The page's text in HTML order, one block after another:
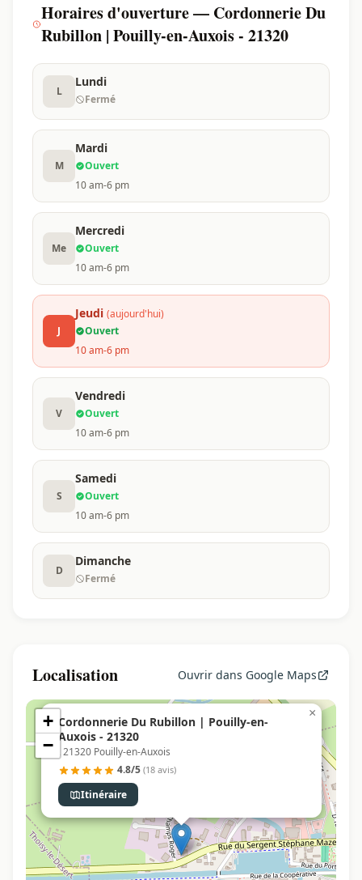
Horaires d'ouverture — Cordonnerie Du
Rubillon | Pouilly-en-Auxois - 21320
L
Lundi
Fermé
M
Mardi
Ouvert
10 am-6 pm
Me
Mercredi
Ouvert
10 am-6 pm
J
Jeudi (aujourd'hui)
Ouvert
10 am-6 pm
V
Vendredi
Ouvert
10 am-6 pm
S
Samedi
Ouvert
10 am-6 pm
D
Dimanche
Fermé
Localisation Ouvrir dans Google Maps
Cordonnerie Du Rubillon | Pouilly-en-
Auxois - 21320
, 21320 Pouilly-en-Auxois
4.8/5 (18 avis)
Itinéraire
×
+
−